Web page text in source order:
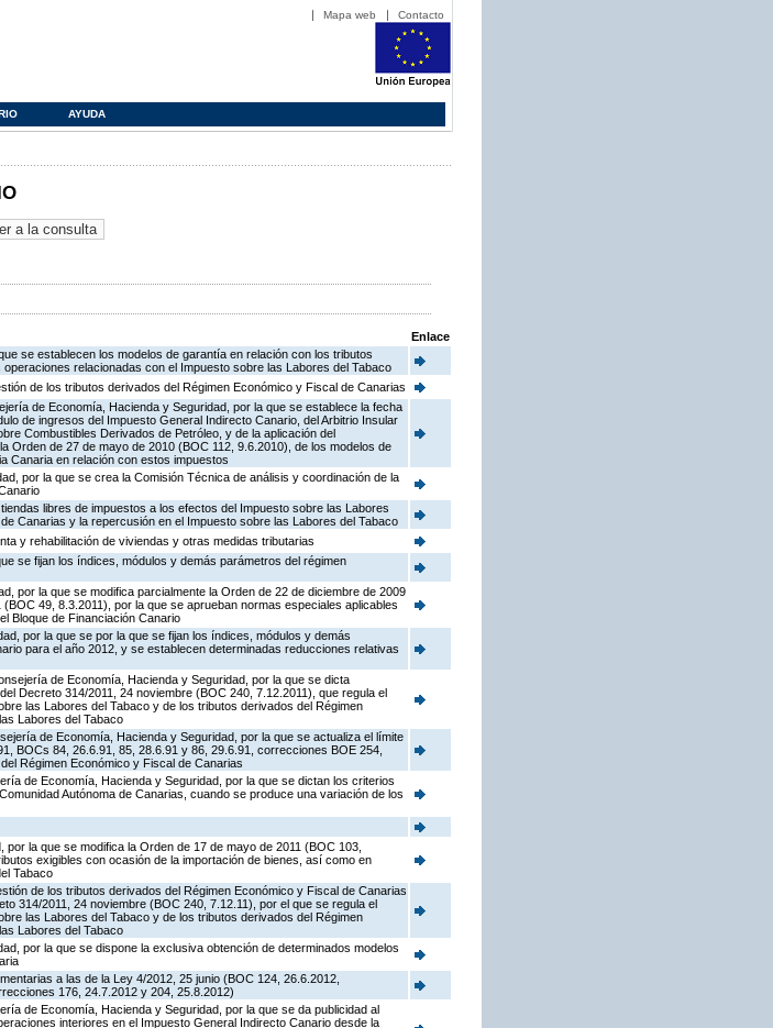
Mapa web Contacto
AYUDA
Enlace
se establecen los modelos de garantía en relación con los tributos
relacionadas con el Impuesto sobre las Labores del Tabaco
de los tributos derivados del Régimen Económico y Fiscal de Canarias
de Economía, Hacienda y Seguridad, por la que se establece la fecha
de ingresos del Impuesto General Indirecto Canario, del Arbitrio Insular
Combustibles Derivados de Petróleo, y de la aplicación del
Orden de 27 de mayo de 2010 (BOC 112, 9.6.2010), de los modelos de
Canaria en relación con estos impuestos
por la que se crea la Comisión Técnica de análisis y coordinación de la
libres de impuestos a los efectos del Impuesto sobre las Labores
Canarias y la repercusión en el Impuesto sobre las Labores del Tabaco
y rehabilitación de viviendas y otras medidas tributarias
se fijan los índices, módulos y demás parámetros del régimen
por la que se modifica parcialmente la Orden de 22 de diciembre de 2009
49, 8.3.2011), por la que se aprueban normas especiales aplicables
Bloque de Financiación Canario
por la que se por la que se fijan los índices, módulos y demás
para el año 2012, y se establecen determinadas reducciones relativas
de Economía, Hacienda y Seguridad, por la que se dicta
Decreto 314/2011, 24 noviembre (BOC 240, 7.12.2011), que regula el
las Labores del Tabaco y de los tributos derivados del Régimen
Labores del Tabaco
de Economía, Hacienda y Seguridad, por la que se actualiza el límite
BOCs 84, 26.6.91, 85, 28.6.91 y 86, 29.6.91, correcciones BOE 254,
Régimen Económico y Fiscal de Canarias
de Economía, Hacienda y Seguridad, por la que se dictan los criterios
Autónoma de Canarias, cuando se produce una variación de los
la que se modifica la Orden de 17 de mayo de 2011 (BOC 103,
exigibles con ocasión de la importación de bienes, así como en
Tabaco
de los tributos derivados del Régimen Económico y Fiscal de Canarias
314/2011, 24 noviembre (BOC 240, 7.12.11), por el que se regula el
las Labores del Tabaco y de los tributos derivados del Régimen
Labores del Tabaco
por la que se dispone la exclusiva obtención de determinados modelos
a las de la Ley 4/2012, 25 junio (BOC 124, 26.6.2012,
176, 24.7.2012 y 204, 25.8.2012)
de Economía, Hacienda y Seguridad, por la que se da publicidad al
interiores en el Impuesto General Indirecto Canario desde la